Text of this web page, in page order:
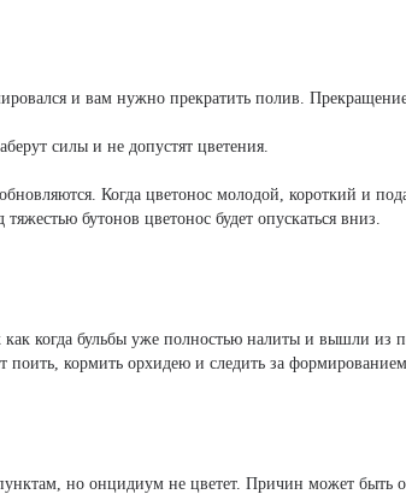
и вам нужно прекратить полив.
силы и не допустят цветения.
Когда цветонос молодой, короткий и
бутонов цветонос будет опускаться вниз.
когда бульбы уже полностью налиты и вышли из
поить, кормить орхидею и следить за
но онцидиум не цветет. Причин может быть